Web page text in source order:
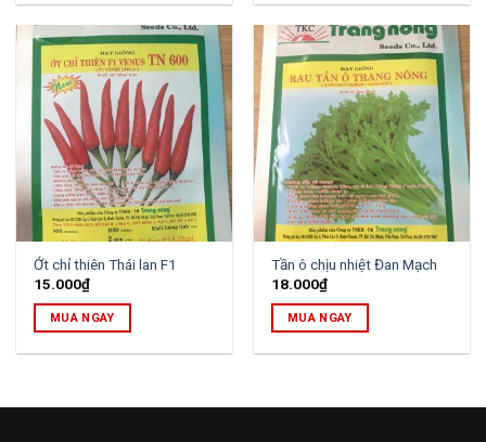
Ớt chỉ thiên Thái lan F1
15.000₫
MUA NGAY
Tần ô chịu nhiệt Đan Mạch
18.000₫
MUA NGAY